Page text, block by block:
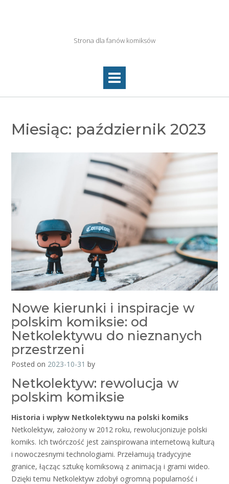
Strona dla fanów komiksów
Miesiąc: październik 2023
Nowe kierunki i inspiracje w
polskim komiksie: od
Netkolektywu do nieznanych
przestrzeni
Posted on 2023-10-31 by
Netkolektyw: rewolucja w
polskim komiksie
Historia i wpływ Netkolektywu na polski komiks
Netkolektyw, założony w 2012 roku, rewolucjonizuje polski
komiks. Ich twórczość jest zainspirowana internetową kulturą
i nowoczesnymi technologiami. Przełamują tradycyjne
granice, łącząc sztukę komiksową z animacją i grami wideo.
Dzięki temu Netkolektyw zdobył ogromną popularność i